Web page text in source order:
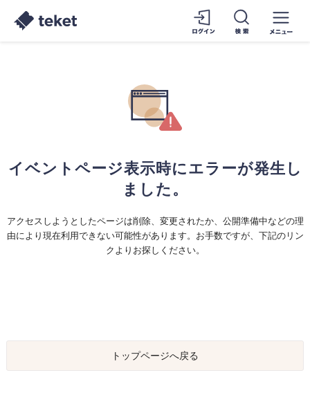
イベントページ表示時にエラーが発生し
ました。
アクセスしようとしたページは削除、変更されたか、公開準備中などの理
由により現在利用できない可能性があります。お手数ですが、下記のリン
クよりお探しください。
トップページへ戻る